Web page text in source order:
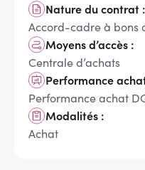
Nature du contrat :
Accord-cadre à bons
Moyens d’accès :
Centrale d’achats
Performance
Performance achat
Modalités :
Achat